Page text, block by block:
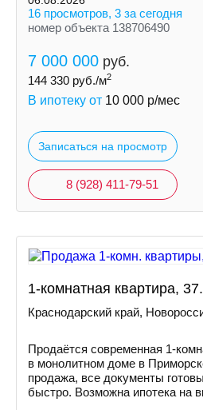
16 просмотров, 3 за сегодня
номер объекта 138706490
7 000 000 руб.
144 330 руб./м2
В ипотеку от 10 000 р/мес
Записаться на просмотр
8 (928) 411-79-51
1-комнатная квартира,
Краснодарский край,
Продаётся современная 1-
в монолитном доме в
продажа, все документы
быстро. Возможна ипотека на